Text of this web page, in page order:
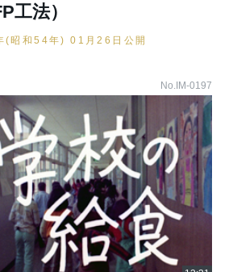
工法）
(昭和54年) 01月26日公開
No.IM-0197